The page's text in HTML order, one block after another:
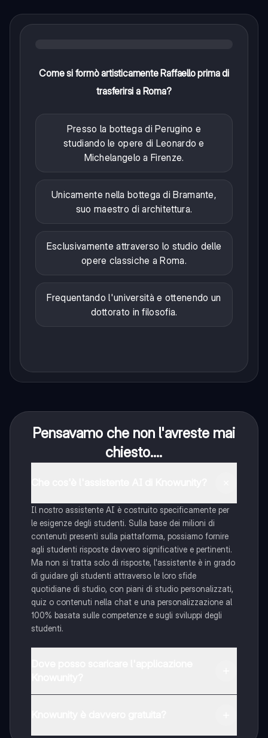
Come si formò artisticamente Raffaello prima di
trasferirsi a Roma?
Presso la bottega di Perugino e
studiando le opere di Leonardo e
Michelangelo a Firenze.
Unicamente nella bottega di Bramante,
suo maestro di architettura.
Esclusivamente attraverso lo studio delle
opere classiche a Roma.
Frequentando l'università e ottenendo un
dottorato in filosofia.
Pensavamo che non l'avreste mai
chiesto....
Il nostro assistente AI è costruito specificamente per
le esigenze degli studenti. Sulla base dei milioni di
contenuti presenti sulla piattaforma, possiamo fornire
agli studenti risposte davvero significative e pertinenti.
Ma non si tratta solo di risposte, l'assistente è in grado
di guidare gli studenti attraverso le loro sfide
quotidiane di studio, con piani di studio personalizzati,
quiz o contenuti nella chat e una personalizzazione al
100% basata sulle competenze e sugli sviluppi degli
studenti.